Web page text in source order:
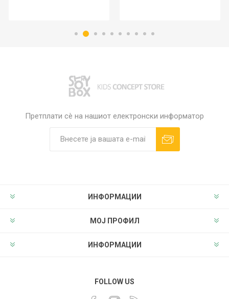
Претплати сè на нашиот електронски информатор
ИНФОРМАЦИИ
МОЈ ПРОФИЛ
ИНФОРМАЦИИ
FOLLOW US